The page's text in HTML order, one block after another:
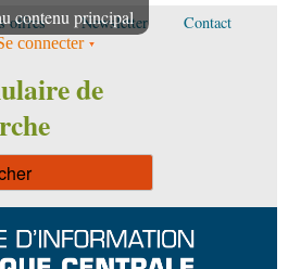
contenu principal
offres Newsletter Contact
connecter
de